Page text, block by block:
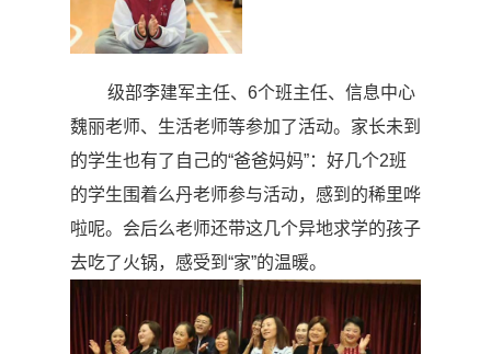
级部李建军主任、 6个班主任、信息中心
魏丽老师、生活老师等参加了活动。家长未到
的学生也有了自己的“爸爸妈妈”：好几个2班
的学生围着么丹老师参与活动，感到的稀里哗
啦呢。会后么老师还带这几个异地求学的孩子
去吃了火锅，感受到“家”的温暖。